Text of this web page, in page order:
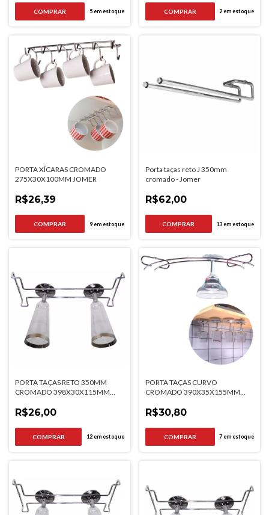
5em estoque 2em estoque
PORTA XÍCARAS CROMADO
275X30X100MM JOMER
R$26,39
9em estoque
Porta taças reto J 350mm
cromado - Jomer
R$62,00
13em estoque
PORTA TAÇAS RETO 350MM
CROMADO 398X30X115MM
R$26,00
12em estoque
PORTA TAÇAS CURVO
CROMADO 390X35X155MM
R$30,80
7em estoque